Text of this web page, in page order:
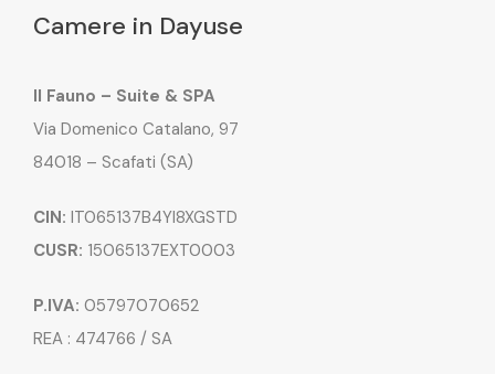
Camere in Dayuse
Il Fauno – Suite & SPA
Via Domenico Catalano, 97
84018 – Scafati (SA)
CIN: IT065137B4YI8XGSTD
CUSR: 15065137EXT0003
P.IVA: 05797070652
REA : 474766 / SA